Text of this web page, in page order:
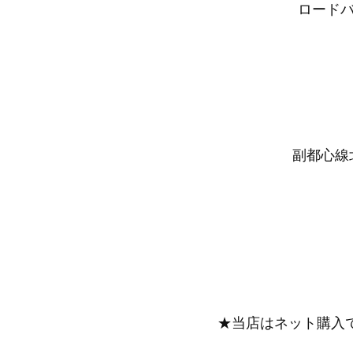
ロード
副都心線
★当店はネット購入